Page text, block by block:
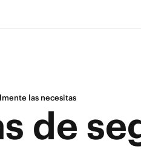
las necesitas
de